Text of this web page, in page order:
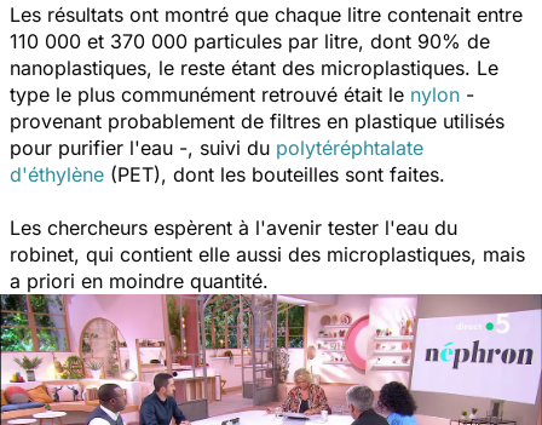
Les résultats ont montré que chaque litre contenait entre
110 000 et 370 000 particules par litre, dont 90% de
nanoplastiques, le reste étant des microplastiques. Le
type le plus communément retrouvé était le nylon -
provenant probablement de filtres en plastique utilisés
pour purifier l'eau -, suivi du polytéréphtalate
d'éthylène (PET), dont les bouteilles sont faites.
Les chercheurs espèrent à l'avenir tester l'eau du
robinet, qui contient elle aussi des microplastiques, mais
a priori en moindre quantité.